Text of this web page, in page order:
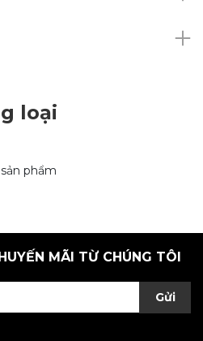
loại
phẩm
MÃI TỪ CHÚNG TÔI
Gửi